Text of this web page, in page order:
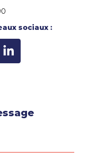
sociaux :